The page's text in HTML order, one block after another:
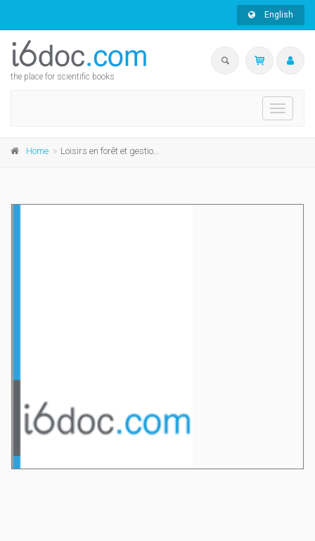
English
the place for scientific books
Toggle
Home Loisirs en forêt et gestion durable